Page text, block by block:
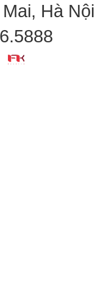
Hà Nội